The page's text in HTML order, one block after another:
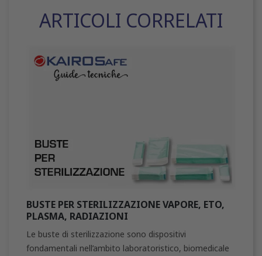
ARTICOLI CORRELATI
BUSTE PER STERILIZZAZIONE VAPORE, ETO,
PLASMA, RADIAZIONI
Le buste di sterilizzazione sono dispositivi
fondamentali nell’ambito laboratoristico, biomedicale